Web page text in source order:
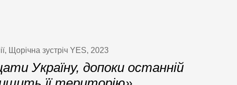
Щорічна зустріч YES, 2023
Україну, допоки останній